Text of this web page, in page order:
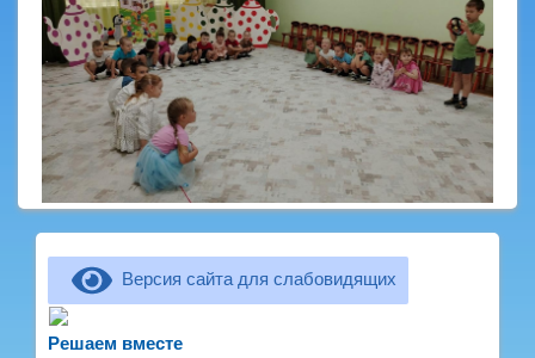
Версия сайта для слабовидящих
Решаем вместерассказать о воспитателях? Знаете, как